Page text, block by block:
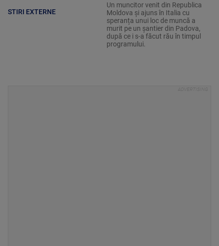
STIRI EXTERNE
Un muncitor venit din Republica
Moldova și ajuns în Italia cu
speranța unui loc de muncă a
murit pe un șantier din Padova,
după ce i s-a făcut rău în timpul
programului.